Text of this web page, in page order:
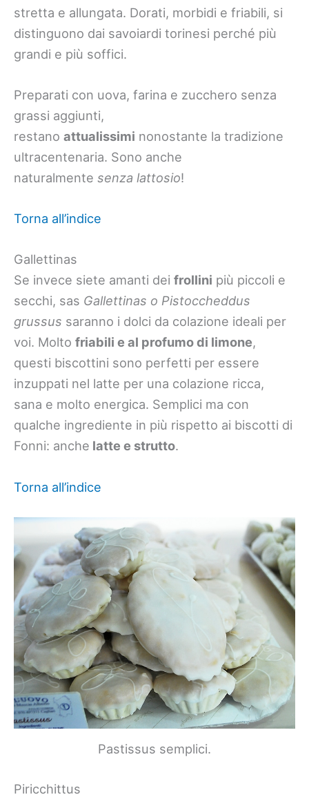
stretta e allungata. Dorati, morbidi e friabili, si
distinguono dai savoiardi torinesi perché più
grandi e più soffici.
Preparati con uova, farina e zucchero senza
grassi aggiunti,
restano attualissimi nonostante la tradizione
ultracentenaria. Sono anche
naturalmente senza lattosio!
Torna all’indice
Gallettinas
Se invece siete amanti dei frollini più piccoli e
secchi, sas Gallettinas o Pistoccheddus
grussus saranno i dolci da colazione ideali per
voi. Molto friabili e al profumo di limone,
questi biscottini sono perfetti per essere
inzuppati nel latte per una colazione ricca,
sana e molto energica. Semplici ma con
qualche ingrediente in più rispetto ai biscotti di
Fonni: anche latte e strutto.
Torna all’indice
Pastissus semplici.
Piricchittus